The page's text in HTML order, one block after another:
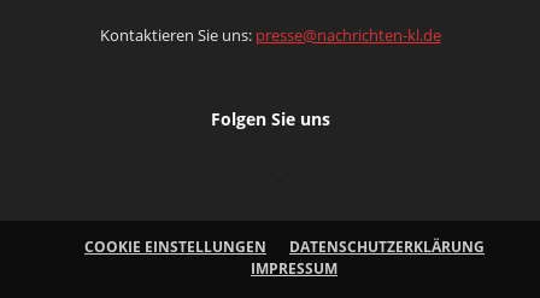
Kontaktieren Sie uns: presse@nachrichten-kl.de
Folgen Sie uns
COOKIE EINSTELLUNGEN
DATENSCHUTZERKLÄRUNG
IMPRESSUM